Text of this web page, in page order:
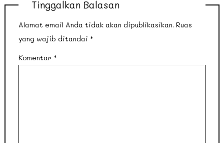
Tinggalkan Balasan
Alamat email Anda tidak akan dipublikasikan. Ruas
yang wajib ditandai *
Komentar *